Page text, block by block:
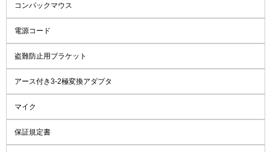
コンパックマウス
電源コード
盗難防止用ブラケット
アース付き3-2極変換アダプタ
マイク
保証規定書